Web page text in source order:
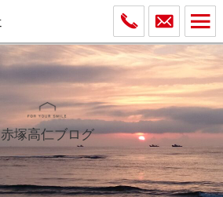
赤塚高仁ブログ